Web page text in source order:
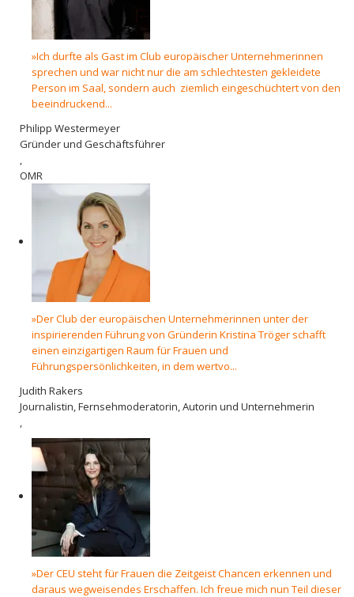
»Ich durfte als Gast im Club europäischer Unternehmerinnen
sprechen und war nicht nur die am schlechtesten gekleidete
Person im Saal, sondern auch ziemlich eingeschüchtert von den
beeindruckend...
Philipp Westermeyer
Gründer und Geschäftsführer
,
OMR
»Der Club der europäischen Unternehmerinnen unter der
inspirierenden Führung von Gründerin Kristina Tröger schafft
einen einzigartigen Raum für Frauen und
Führungspersönlichkeiten, in dem wertvo...
Judith Rakers
Journalistin, Fernsehmoderatorin, Autorin und Unternehmerin
,
»Der CEU steht für Frauen die Zeitgeist Chancen erkennen und
daraus wegweisendes Erschaffen. Ich freue mich nun Teil dieser